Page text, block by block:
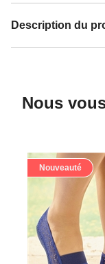
Description du
Nous
Nouveauté